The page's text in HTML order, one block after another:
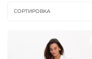
СОРТИРОВКА